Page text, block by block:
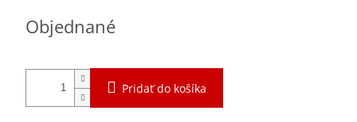
cena:
Objednané
Pridať do košíka